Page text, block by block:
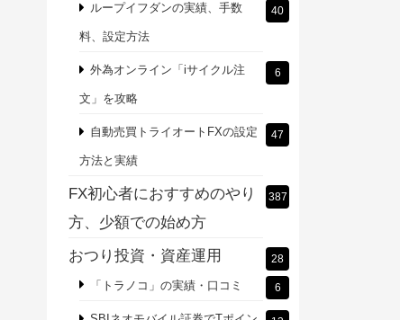
ループイフダンの実績、手数
料、設定方法
40
外為オンライン「iサイクル注
文」を攻略
6
自動売買トライオートFXの設定
方法と実績
47
FX初心者におすすめのやり
方、少額での始め方
387
おつり投資・資産運用 28
「トラノコ」の実績・口コミ 6